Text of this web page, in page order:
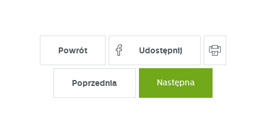
Powrót Udostępnij
Poprzednia Następna